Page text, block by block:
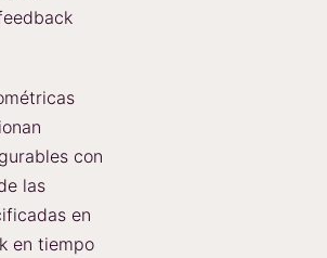
con
las
en
en tiempo